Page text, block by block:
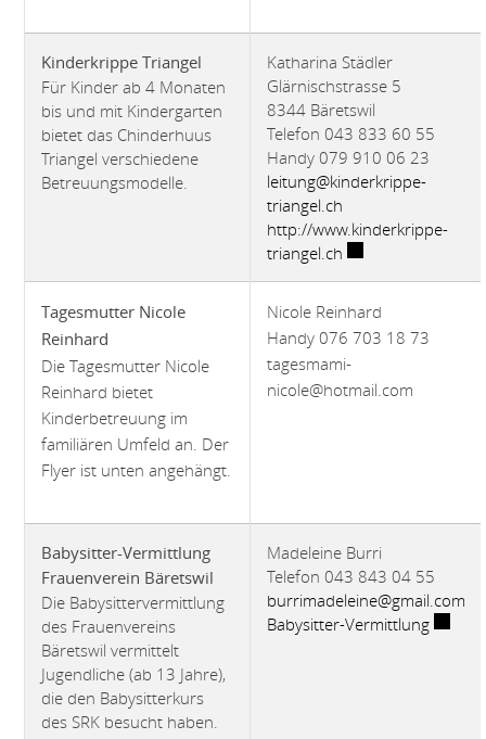
Kinderkrippe Triangel
Für Kinder ab 4 Monaten
bis und mit Kindergarten
bietet das Chinderhuus
Triangel verschiedene
Betreuungsmodelle.
Katharina Städler
Glärnischstrasse 5
8344 Bäretswil
Telefon 043 833 60 55
Handy 079 910 06 23
leitung@kinderkrippe-
triangel.ch
http://www.kinderkrippe-
triangel.ch
Tagesmutter Nicole
Reinhard
Die Tagesmutter Nicole
Reinhard bietet
Kinderbetreuung im
familiären Umfeld an. Der
Flyer ist unten angehängt.
Nicole Reinhard
Handy 076 703 18 73
tagesmami-
nicole@hotmail.com
Babysitter-Vermittlung
Frauenverein Bäretswil
Die Babysittervermittlung
des Frauenvereins
Bäretswil vermittelt
Jugendliche (ab 13 Jahre),
die den Babysitterkurs
des SRK besucht haben.
Madeleine Burri
Telefon 043 843 04 55
burrimadeleine@gmail.com
Babysitter-Vermittlung